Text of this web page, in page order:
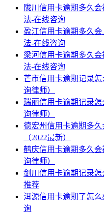
陇川信用卡逾期多久
法-在线咨询
盈江信用卡逾期多久
法-在线咨询
梁河信用卡逾期多久
法-在线咨询
芒市信用卡逾期记录
询律师）
瑞丽信用卡逾期记录
询律师）
德宏州信用卡逾期多
（2022最新）
鹤庆信用卡逾期多久
询律师）
剑川信用卡逾期记录怎
推荐
洱源信用卡逾期了怎
询